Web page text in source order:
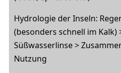
Hydrologie der Inseln:
(besonders schnell im Kalk)
Süßwasserlinse >
Nutzung